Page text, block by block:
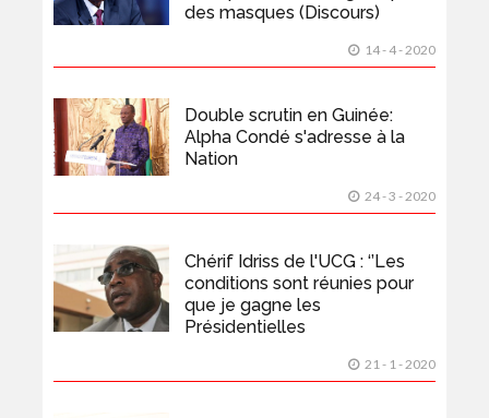
des masques (Discours)
14 - 4 - 2020
Double scrutin en Guinée:
Alpha Condé s'adresse à la
Nation
24 - 3 - 2020
Chérif Idriss de l'UCG : ‘’Les
conditions sont réunies pour
que je gagne les
Présidentielles
21 - 1 - 2020